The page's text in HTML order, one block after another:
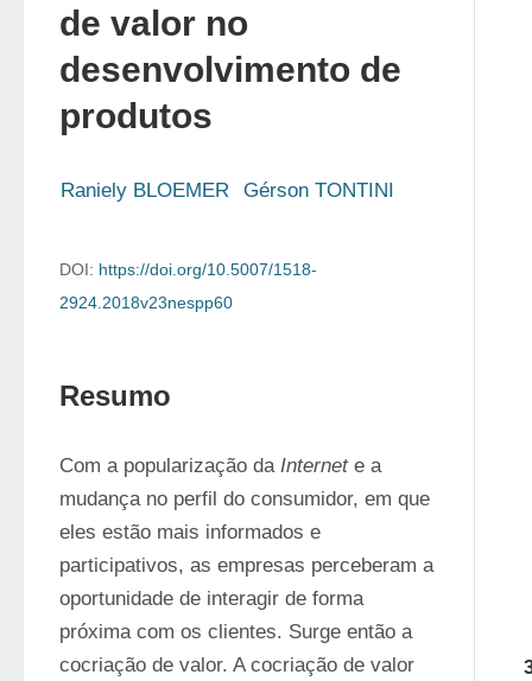
de valor no
desenvolvimento de
produtos
Raniely BLOEMER Gérson TONTINI
DOI: https://doi.org/10.5007/1518-
2924.2018v23nespp60
Resumo
Com a popularização da Internet e a
mudança no perfil do consumidor, em que
eles estão mais informados e
participativos, as empresas perceberam a
oportunidade de interagir de forma
próxima com os clientes. Surge então a
cocriação de valor. A cocriação de valor